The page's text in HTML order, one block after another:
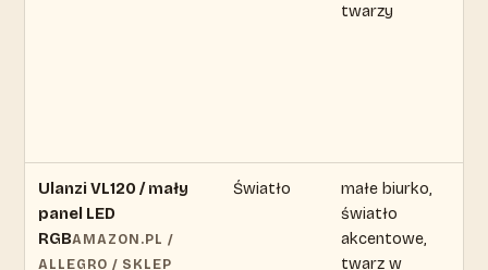
twarzy
Ulanzi VL120 / mały
panel LED
RGBAMAZON.PL /
ALLEGRO / SKLEP
Światło
małe biurko,
światło
akcentowe,
twarz w